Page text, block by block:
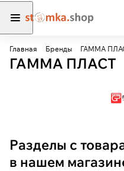
Главная Бренды ГАММА
ГАММА ПЛАСТ
Разделы с
в нашем